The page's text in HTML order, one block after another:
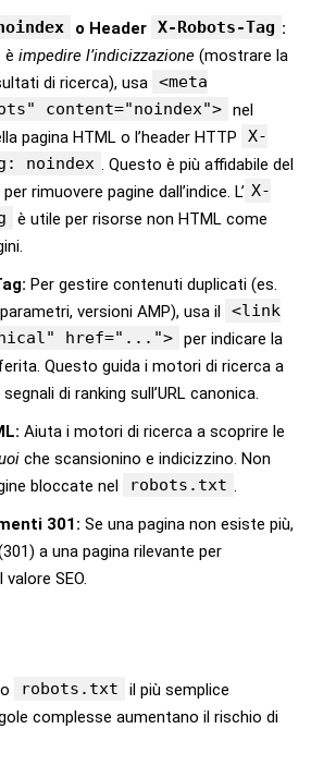
o Header X-Robots-Tag :
è impedire l’indicizzazione (mostrare la
di ricerca), usa <meta
content="noindex"> nel
pagina HTML o l’header HTTP
X-
noindex
. Questo è più affidabile del
per rimuovere pagine dall’indice. L’ X-
è utile per risorse non HTML come
Per gestire contenuti duplicati (es.
versioni AMP), usa il <link
href="..."> per indicare la
Questo guida i motori di ricerca a
di ranking sull’URL canonica.
Aiuta i motori di ricerca a scoprire le
che scansionino e indicizzino. Non
bloccate nel
robots.txt
301: Se una pagina non esiste più,
a una pagina rilevante per
SEO.
robots.txt
il più semplice
complesse aumentano il rischio di